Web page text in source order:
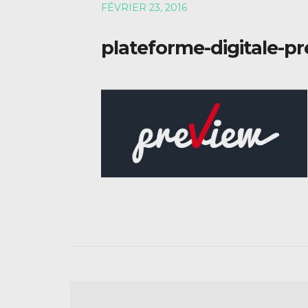
FÉVRIER 23, 2016
plateforme-digitale-